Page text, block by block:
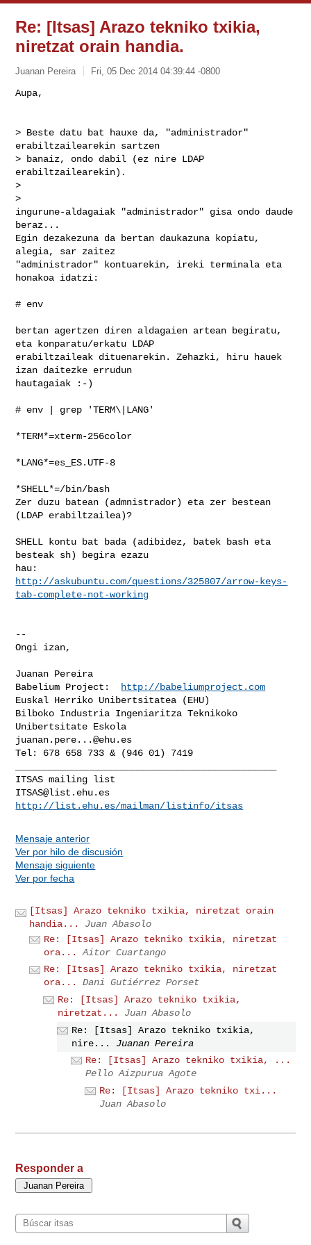
Re: [Itsas] Arazo tekniko txikia,
niretzat orain handia.
Juanan Pereira Fri, 05 Dec 2014 04:39:44 -0800
> Beste datu bat hauxe da, "administrador"
erabiltzailearekin sartzen
> banaiz, ondo dabil (ez nire LDAP
erabiltzailearekin).
>
>
ingurune-aldagaiak "administrador" gisa ondo daude
beraz...
Egin dezakezuna da bertan daukazuna kopiatu,
alegia, sar zaitez
"administrador" kontuarekin, ireki terminala eta
honakoa idatzi:
# env
bertan agertzen diren aldagaien artean begiratu,
eta konparatu/erkatu LDAP
erabiltzaileak dituenarekin. Zehazki, hiru hauek
izan daitezke errudun
hautagaiak :-)
# env | grep 'TERM\|LANG'
*TERM*=xterm-256color
*LANG*=es_ES.UTF-8
*SHELL*=/bin/bash
Zer duzu batean (admnistrador) eta zer bestean
(LDAP erabiltzailea)?
SHELL kontu bat bada (adibidez, batek bash eta
besteak sh) begira ezazu
http://askubuntu.com/questions/325807/arrow-keys-
tab-complete-not-working
--
Ongi izan,
Juanan Pereira
Babelium Project:
http://babeliumproject.com
Euskal Herriko Unibertsitatea (EHU)
Bilboko Industria Ingeniaritza Teknikoko
juanan.pere...@ehu.es
ITSAS@list.ehu.es
http://list.ehu.es/mailman/listinfo/itsas
Mensaje anterior
Ver por hilo de discusión
Mensaje siguiente
Ver por fecha
[Itsas] Arazo tekniko txikia, niretzat orain
handia...
Juan Abasolo
Re: [Itsas] Arazo tekniko txikia, niretzat
ora...
Aitor Cuartango
Re: [Itsas] Arazo tekniko txikia, niretzat
ora...
Dani Gutiérrez Porset
Re: [Itsas] Arazo tekniko txikia,
niretzat...
Juan Abasolo
Re: [Itsas] Arazo tekniko txikia,
nire...
Juanan Pereira
Re: [Itsas] Arazo tekniko txikia, ...
Pello Aizpurua Agote
Re: [Itsas] Arazo tekniko txi...
Juan Abasolo
Responder a